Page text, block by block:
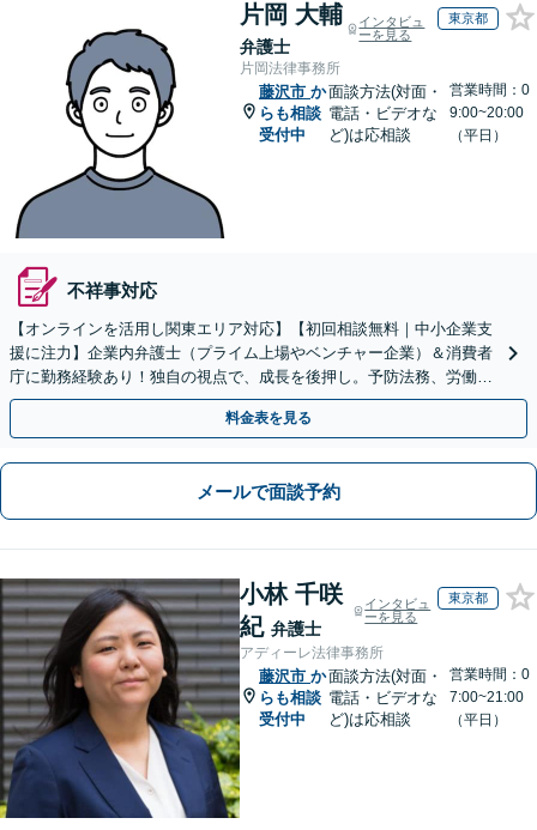
片岡 大輔
弁護士
インタビュ
ーを見る
東京都
片岡法律事務所
藤沢市 か
らも相談
受付中
面談方法(対面・
電話・ビデオな
ど)は応相談
営業時間：0
9:00~20:00
（平日）
不祥事対応
【オンラインを活用し関東エリア対応】【初回相談無料｜中小企業支
援に注力】企業内弁護士（プライム上場やベンチャー企業）＆消費者
庁に勤務経験あり！独自の視点で、成長を後押し。予防法務、労働問
題、債権回収、コンプラ、会社設立・事業再編等幅広く対応
料金表を見る
メールで面談予約
小林 千咲
紀 弁護士
インタビュ
ーを見る
東京都
アディーレ法律事務所
藤沢市 か
らも相談
受付中
面談方法(対面・
電話・ビデオな
ど)は応相談
営業時間：0
7:00~21:00
（平日）